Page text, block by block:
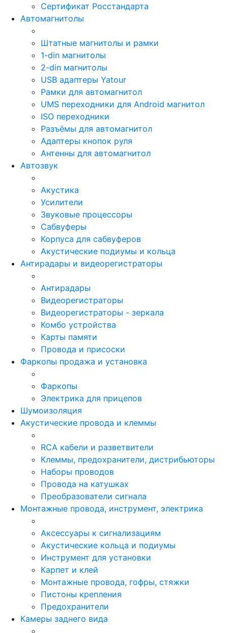
Сертификат Росстандарта
Автомагнитолы
Штатные магнитолы и рамки
1-din магнитолы
2-din магнитолы
USB адаптеры Yatour
Рамки для автомагнитол
UMS переходники для Android магнитол
ISO переходники
Разъёмы для автомагнитол
Адаптеры кнопок руля
Антенны для автомагнитол
Автозвук
Акустика
Усилители
Звуковые процессоры
Сабвуферы
Корпуса для сабвуферов
Акустические подиумы и кольца
Антирадары и видеорегистраторы
Антирадары
Видеорегистраторы
Видеорегистраторы - зеркала
Комбо устройства
Карты памяти
Провода и присоски
Фаркопы продажа и установка
Фаркопы
Электрика для прицепов
Шумоизоляция
Акустические провода и клеммы
RCA кабели и разветвители
Клеммы, предохранители, дистрибьюторы
Наборы проводов
Провода на катушках
Преобразователи сигнала
Монтажные провода, инструмент, электрика
Аксессуары к сигнализациям
Акустические кольца и подиумы
Инструмент для установки
Карпет и клей
Монтажные провода, гофры, стяжки
Пистоны крепления
Предохранители
Камеры заднего вида